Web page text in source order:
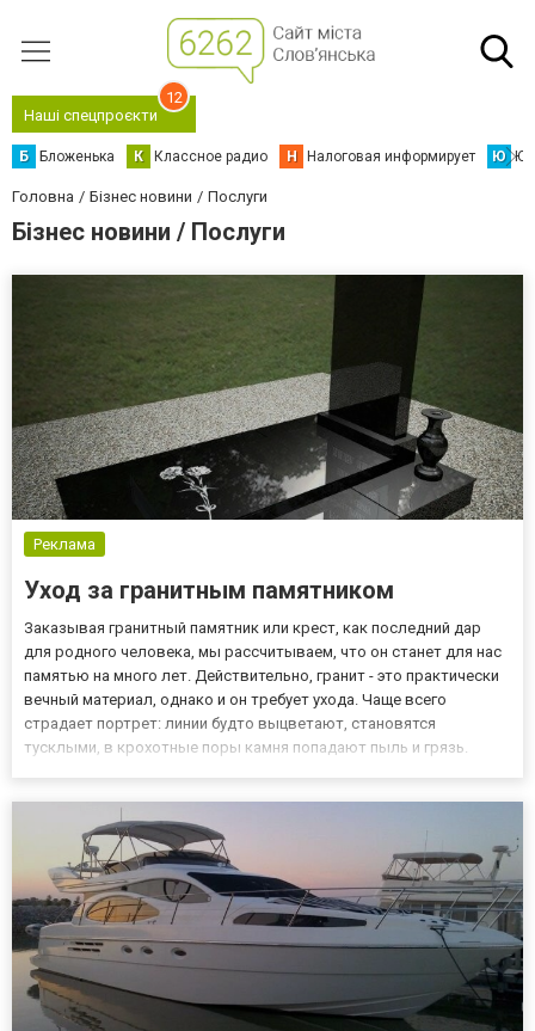
Наші спецпроєкти
12
Б Бложенька К Классное радио Н Налоговая информирует Ю
Головна Бізнес новини Послуги
Бізнес новини / Послуги
Реклама
Уход за гранитным памятником
Заказывая гранитный памятник или крест, как последний дар
для родного человека, мы рассчитываем, что он станет для нас
памятью на много лет. Действительно, гранит - это практически
вечный материал, однако и он требует ухода. Чаще всего
страдает портрет: линии будто выцветают, становятся
тусклыми, в крохотные поры камня попадают пыль и грязь.